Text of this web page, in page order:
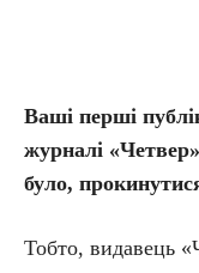
Ваші перші
журналі
було,
Тобто, видавець